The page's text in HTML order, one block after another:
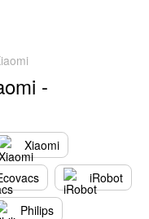
-
Xiaomi
iRobot
Philips